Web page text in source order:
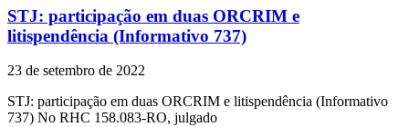
STJ: participação em duas ORCRIM e
litispendência (Informativo 737)
23 de setembro de 2022
STJ: participação em duas ORCRIM e litispendência (Informativo
737) No RHC 158.083-RO, julgado